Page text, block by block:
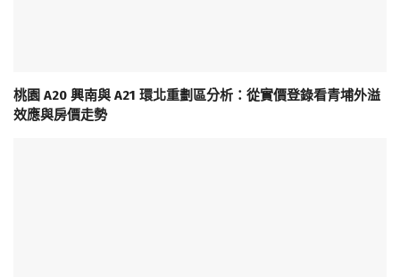
桃園 A20 興南與 A21 環北重劃區分析：從實價登錄看青埔外溢
效應與房價走勢